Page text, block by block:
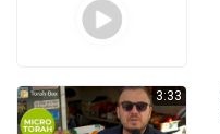
3:33